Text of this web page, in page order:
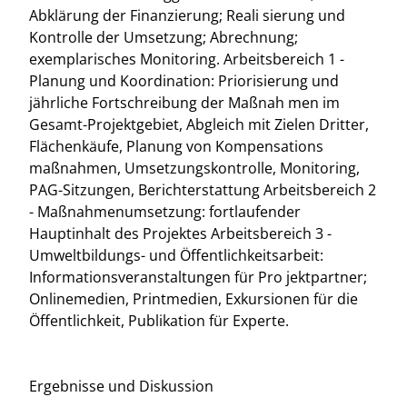
Abklärung der Finanzierung; Reali sierung und
Kontrolle der Umsetzung; Abrechnung;
exemplarisches Monitoring. Arbeitsbereich 1 -
Planung und Koordination: Priorisierung und
jährliche Fortschreibung der Maßnah men im
Gesamt-Projektgebiet, Abgleich mit Zielen Dritter,
Flächenkäufe, Planung von Kompensations
maßnahmen, Umsetzungskontrolle, Monitoring,
PAG-Sitzungen, Berichterstattung Arbeitsbereich 2
- Maßnahmenumsetzung: fortlaufender
Hauptinhalt des Projektes Arbeitsbereich 3 -
Umweltbildungs- und Öffentlichkeitsarbeit:
Informationsveranstaltungen für Pro jektpartner;
Onlinemedien, Printmedien, Exkursionen für die
Öffentlichkeit, Publikation für Experte.
Ergebnisse und Diskussion